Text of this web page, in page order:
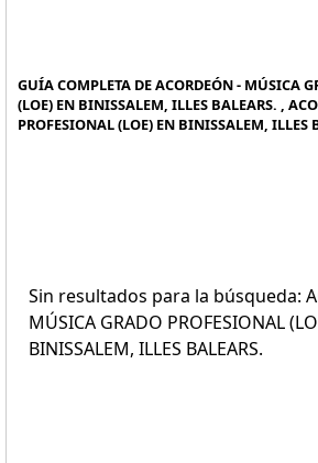
GUÍA COMPLETA DE ACORDEÓN - MÚSICA
(LOE) EN BINISSALEM, ILLES BALEARS. ,
PROFESIONAL (LOE) EN BINISSALEM, ILLES
Sin resultados para la búsqueda:
MÚSICA GRADO PROFESIONAL
BINISSALEM, ILLES BALEARS.